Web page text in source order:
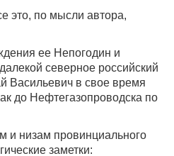
это, по мысли автора,
ее Непогодин и
северное российский
Васильевич в свое время
до Нефтегазопроводска по
и низам провинциального
заметки: